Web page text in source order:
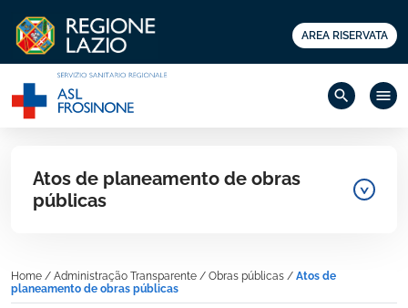
AREA RISERVATA
search menu
Atos de planeamento de obras
públicas
Home / Administração Transparente / Obras públicas / Atos de
planeamento de obras públicas